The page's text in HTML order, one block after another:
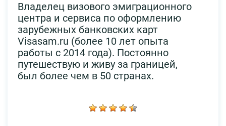
Владелец визового эмиграционного
центра и сервиса по оформлению
зарубежных банковских карт
Visasam.ru (более 10 лет опыта
работы с 2014 года). Постоянно
путешествую и живу за границей,
был более чем в 50 странах.